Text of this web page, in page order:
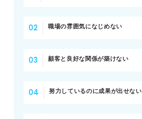
職場の雰囲気になじめない
顧客と良好な関係が築けない
努力しているのに成果が出せない